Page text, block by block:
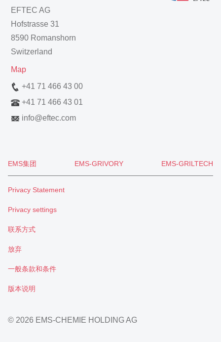
EFTEC AG
Hofstrasse 31
8590 Romanshorn
Switzerland
Map
+41 71 466 43 00
+41 71 466 43 01
info@eftec.com
EMS集团 EMS-GRIVORY EMS-GRILTECH
Privacy Statement
Privacy settings
联系方式
放弃
一般条款和条件
版本说明
© 2026 EMS-CHEMIE HOLDING AG